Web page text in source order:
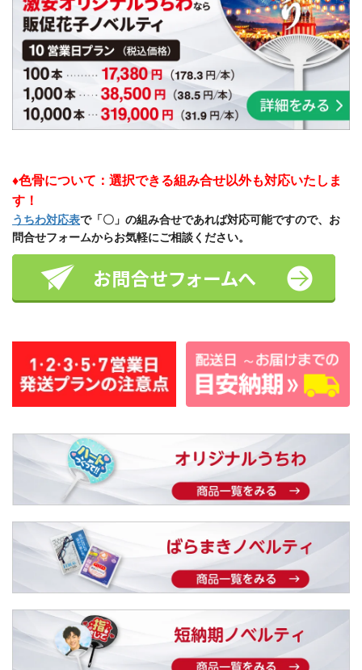
♦色骨について：選択できる組み合せ以外も対応いたしま
す！
うちわ対応表で「〇」の組み合せであれば対応可能ですので、お
問合せフォームからお気軽にご相談ください。